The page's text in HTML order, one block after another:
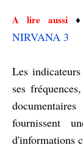
A lire aussi
NIRVANA 3
Les
ses
fournissent
d'informations